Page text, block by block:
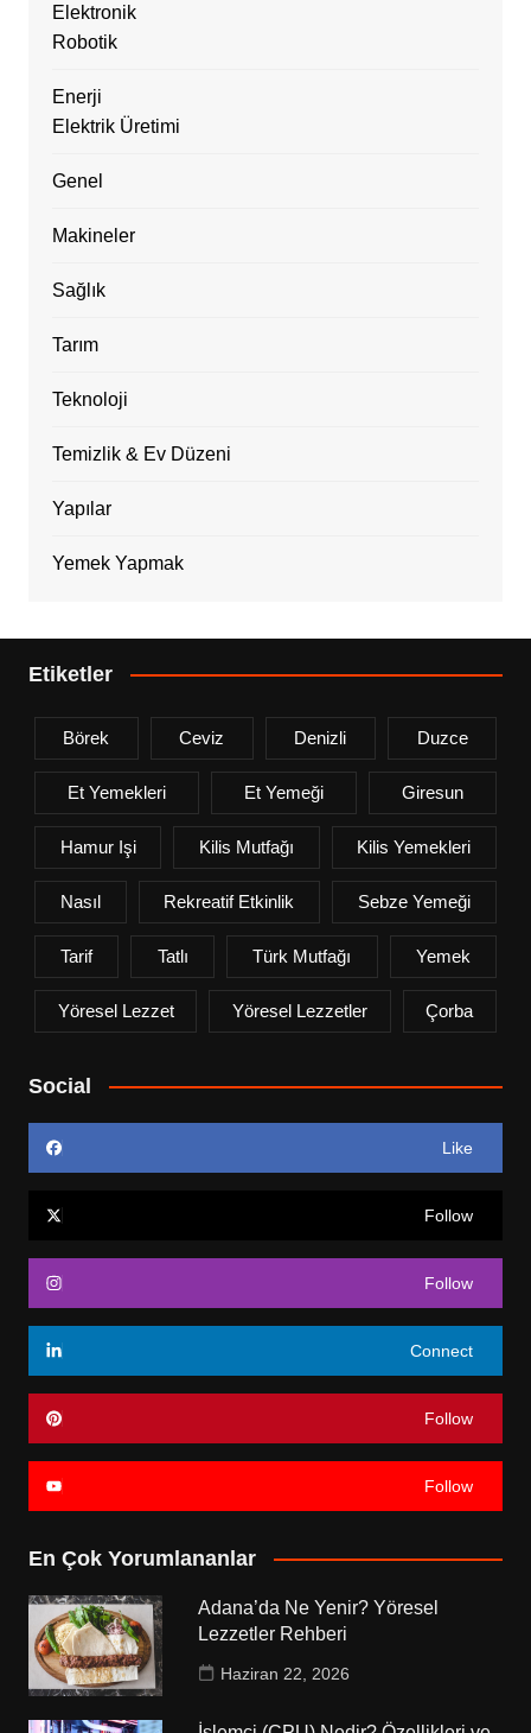
Elektronik
Robotik
Enerji
Elektrik Üretimi
Genel
Makineler
Sağlık
Tarım
Teknoloji
Temizlik & Ev Düzeni
Yapılar
Yemek Yapmak
Etiketler
Börek Ceviz Denizli Duzce
Et Yemekleri Et Yemeği Giresun
Hamur Işi Kilis Mutfağı Kilis Yemekleri
Nasıl Rekreatif Etkinlik Sebze Yemeği
Tarif Tatlı Türk Mutfağı Yemek
Yöresel Lezzet Yöresel Lezzetler Çorba
Social
Like
Follow
Follow
Connect
Follow
Follow
En Çok Yorumlananlar
Adana’da Ne Yenir? Yöresel
Lezzetler Rehberi
Haziran 22, 2026